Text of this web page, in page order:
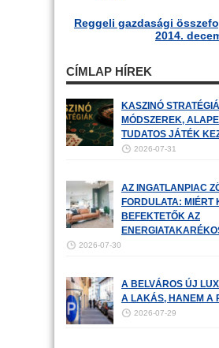
Reggeli gazdasági
2014.
CÍMLAP HÍREK
KASZINÓ
MÓDSZEREK,
TUDATOS JÁTÉK
2026-07-31
AZ INGATLANPIAC
FORDULATA: MIÉRT
BEFEKTETŐK AZ
2026-07-30
A BELVÁROS ÚJ
A LAKÁS, HANEM A
2026-07-29